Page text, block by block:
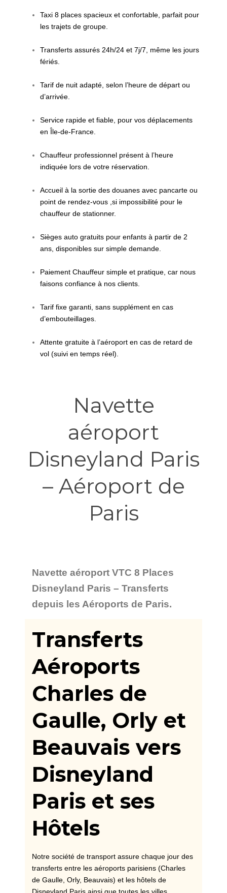
Taxi 8 places spacieux et confortable, parfait pour
les trajets de groupe.
Transferts assurés 24h/24 et 7j/7, même les jours
fériés.
Tarif de nuit adapté, selon l’heure de départ ou
d’arrivée.
Service rapide et fiable, pour vos déplacements
en Île-de-France.
Chauffeur professionnel présent à l’heure
indiquée lors de votre réservation.
Accueil à la sortie des douanes avec pancarte ou
point de rendez-vous ,si impossibilité pour le
chauffeur de stationner.
Sièges auto gratuits pour enfants à partir de 2
ans, disponibles sur simple demande.
Paiement Chauffeur simple et pratique, car nous
faisons confiance à nos clients.
Tarif fixe garanti, sans supplément en cas
d’embouteillages.
Attente gratuite à l’aéroport en cas de retard de
vol (suivi en temps réel).
Navette
aéroport
Disneyland Paris
– Aéroport de
Paris
Navette aéroport VTC 8 Places
Disneyland Paris – Transferts
depuis les Aéroports de Paris.
Transferts
Aéroports
Charles de
Gaulle, Orly et
Beauvais vers
Disneyland
Paris et ses
Hôtels
Notre société de transport assure chaque jour des
transferts entre les aéroports parisiens (Charles
de Gaulle, Orly, Beauvais) et les hôtels de